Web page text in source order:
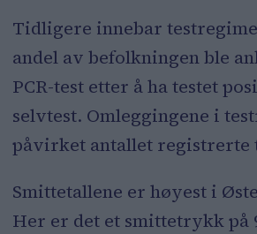
Tidligere innebar
andel av befolkningen ble
PCR-test etter å ha testet
selvtest. Omleggingene i
påvirket antallet registrerte
Smittetallene er høyest i
Her er det et smittetrykk på